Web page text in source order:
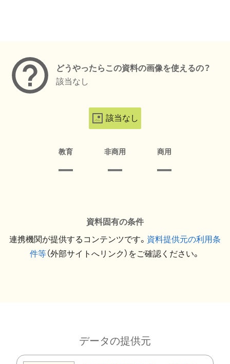
どうやったらこの資料の画像を使えるの？
該当なし
該当なし
教育 非商用 商用
資料固有の条件
連携機関が提供するコンテンツです。 資料提供元の利用条
件等（外部サイトへリンク）をご確認ください。
データの提供元